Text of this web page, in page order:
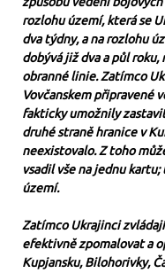
rozlohu území, která se
dva týdny, a na rozlohu
dobývá již dva a půl
obranné linie. Zatímco
Vovčanskem připravené
fakticky umožnily
druhé straně hranice v
neexistovalo. Z toho
vsadil vše na jednu
území.
Zatímco Ukrajinci
efektivně zpomalovat a
Kupjansku, Bilohorivky,